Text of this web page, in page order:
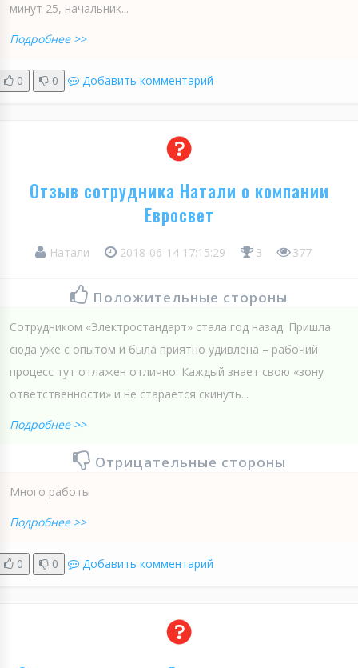
минут 25, начальник...
Подробнее >>
0 0 Добавить комментарий
Отзыв сотрудника Натали о компании
Евросвет
Натали 2018-06-14 17:15:29 3 377
Положительные стороны
Сотрудником «Электростандарт» стала год назад. Пришла
сюда уже с опытом и была приятно удивлена – рабочий
процесс тут отлажен отлично. Каждый знает свою «зону
ответственности» и не старается скинуть...
Подробнее >>
Отрицательные стороны
Много работы
Подробнее >>
0 0 Добавить комментарий